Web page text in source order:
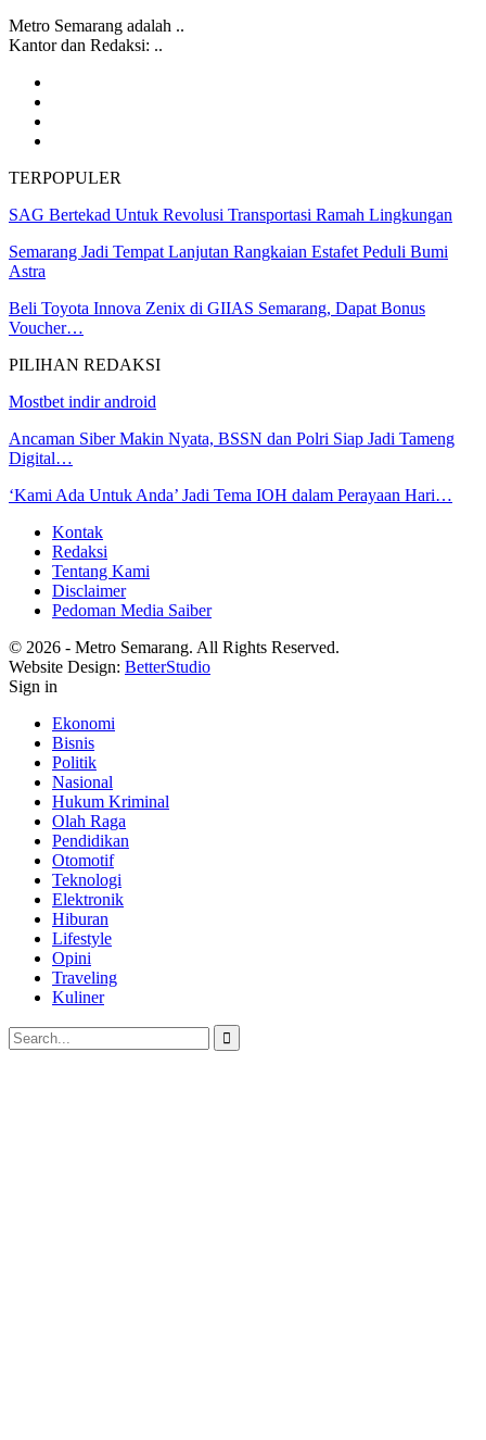
Metro Semarang adalah ..
Kantor dan Redaksi: ..
TERPOPULER
SAG Bertekad Untuk Revolusi Transportasi Ramah Lingkungan
Semarang Jadi Tempat Lanjutan Rangkaian Estafet Peduli Bumi
Astra
Beli Toyota Innova Zenix di GIIAS Semarang, Dapat Bonus
Voucher…
PILIHAN REDAKSI
Mostbet indir android
Ancaman Siber Makin Nyata, BSSN dan Polri Siap Jadi Tameng
Digital…
‘Kami Ada Untuk Anda’ Jadi Tema IOH dalam Perayaan Hari…
Kontak
Redaksi
Tentang Kami
Disclaimer
Pedoman Media Saiber
© 2026 - Metro Semarang. All Rights Reserved.
Website Design: BetterStudio
Sign in
Ekonomi
Bisnis
Politik
Nasional
Hukum Kriminal
Olah Raga
Pendidikan
Otomotif
Teknologi
Elektronik
Hiburan
Lifestyle
Opini
Traveling
Kuliner